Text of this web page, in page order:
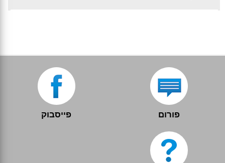
פורום פייסבוק